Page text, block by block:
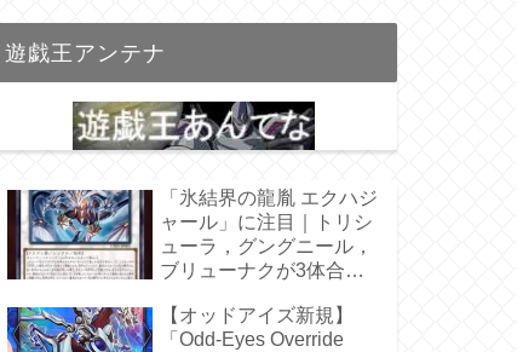
遊戯王アンテナ
「氷結界の龍胤 エクハジ
ャール」に注目｜トリシ
ューラ，グングニール，
ブリューナクが3体合
【オッドアイズ新規】
「Odd-Eyes Override